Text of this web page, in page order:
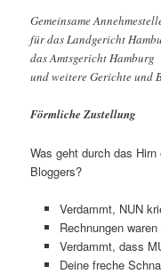
Gemeinsame
für das Landgericht
das Amtsgericht Hamburg
und weitere Gerichte und
Förmliche Zustellung
Was geht durch das
Bloggers?
Verdammt, NUN
Rechnungen
Verdammt, dass
Deine freche